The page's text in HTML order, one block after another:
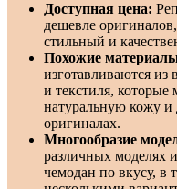
Доступная цена:
дешевле
стильный и
Похожие
изготавливаются из
и текстиля,
натуральную кожу и
оригиналах.
Многообразие
различных моделях
чемодан по вкусу, в